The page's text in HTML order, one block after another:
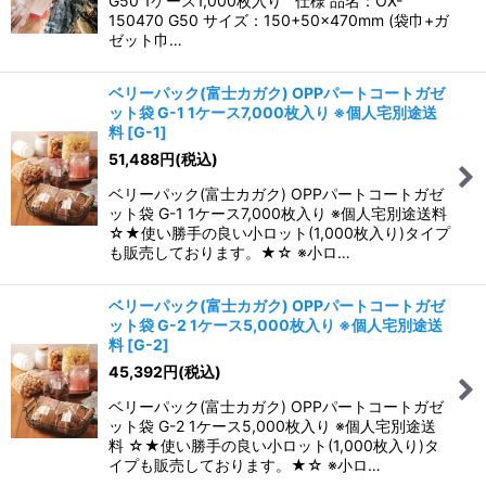
150470 G50 サイズ：150+50×470mm (袋巾+ガ
ゼット巾…
ベリーパック(富士カガク) OPPパートコートガゼ
ット袋 G-1 1ケース7,000枚入り ※個人宅別途送
料 [G-1]
51,488円(税込)
ベリーパック(富士カガク) OPPパートコートガゼ
ット袋 G-1 1ケース7,000枚入り ※個人宅別途送料
☆★使い勝手の良い小ロット(1,000枚入り)タイプ
も販売しております。★☆ ※小ロ…
ベリーパック(富士カガク) OPPパートコートガゼ
ット袋 G-2 1ケース5,000枚入り ※個人宅別途送
料 [G-2]
45,392円(税込)
ベリーパック(富士カガク) OPPパートコートガゼ
ット袋 G-2 1ケース5,000枚入り ※個人宅別途送
料 ☆★使い勝手の良い小ロット(1,000枚入り)タ
イプも販売しております。★☆ ※小ロ…